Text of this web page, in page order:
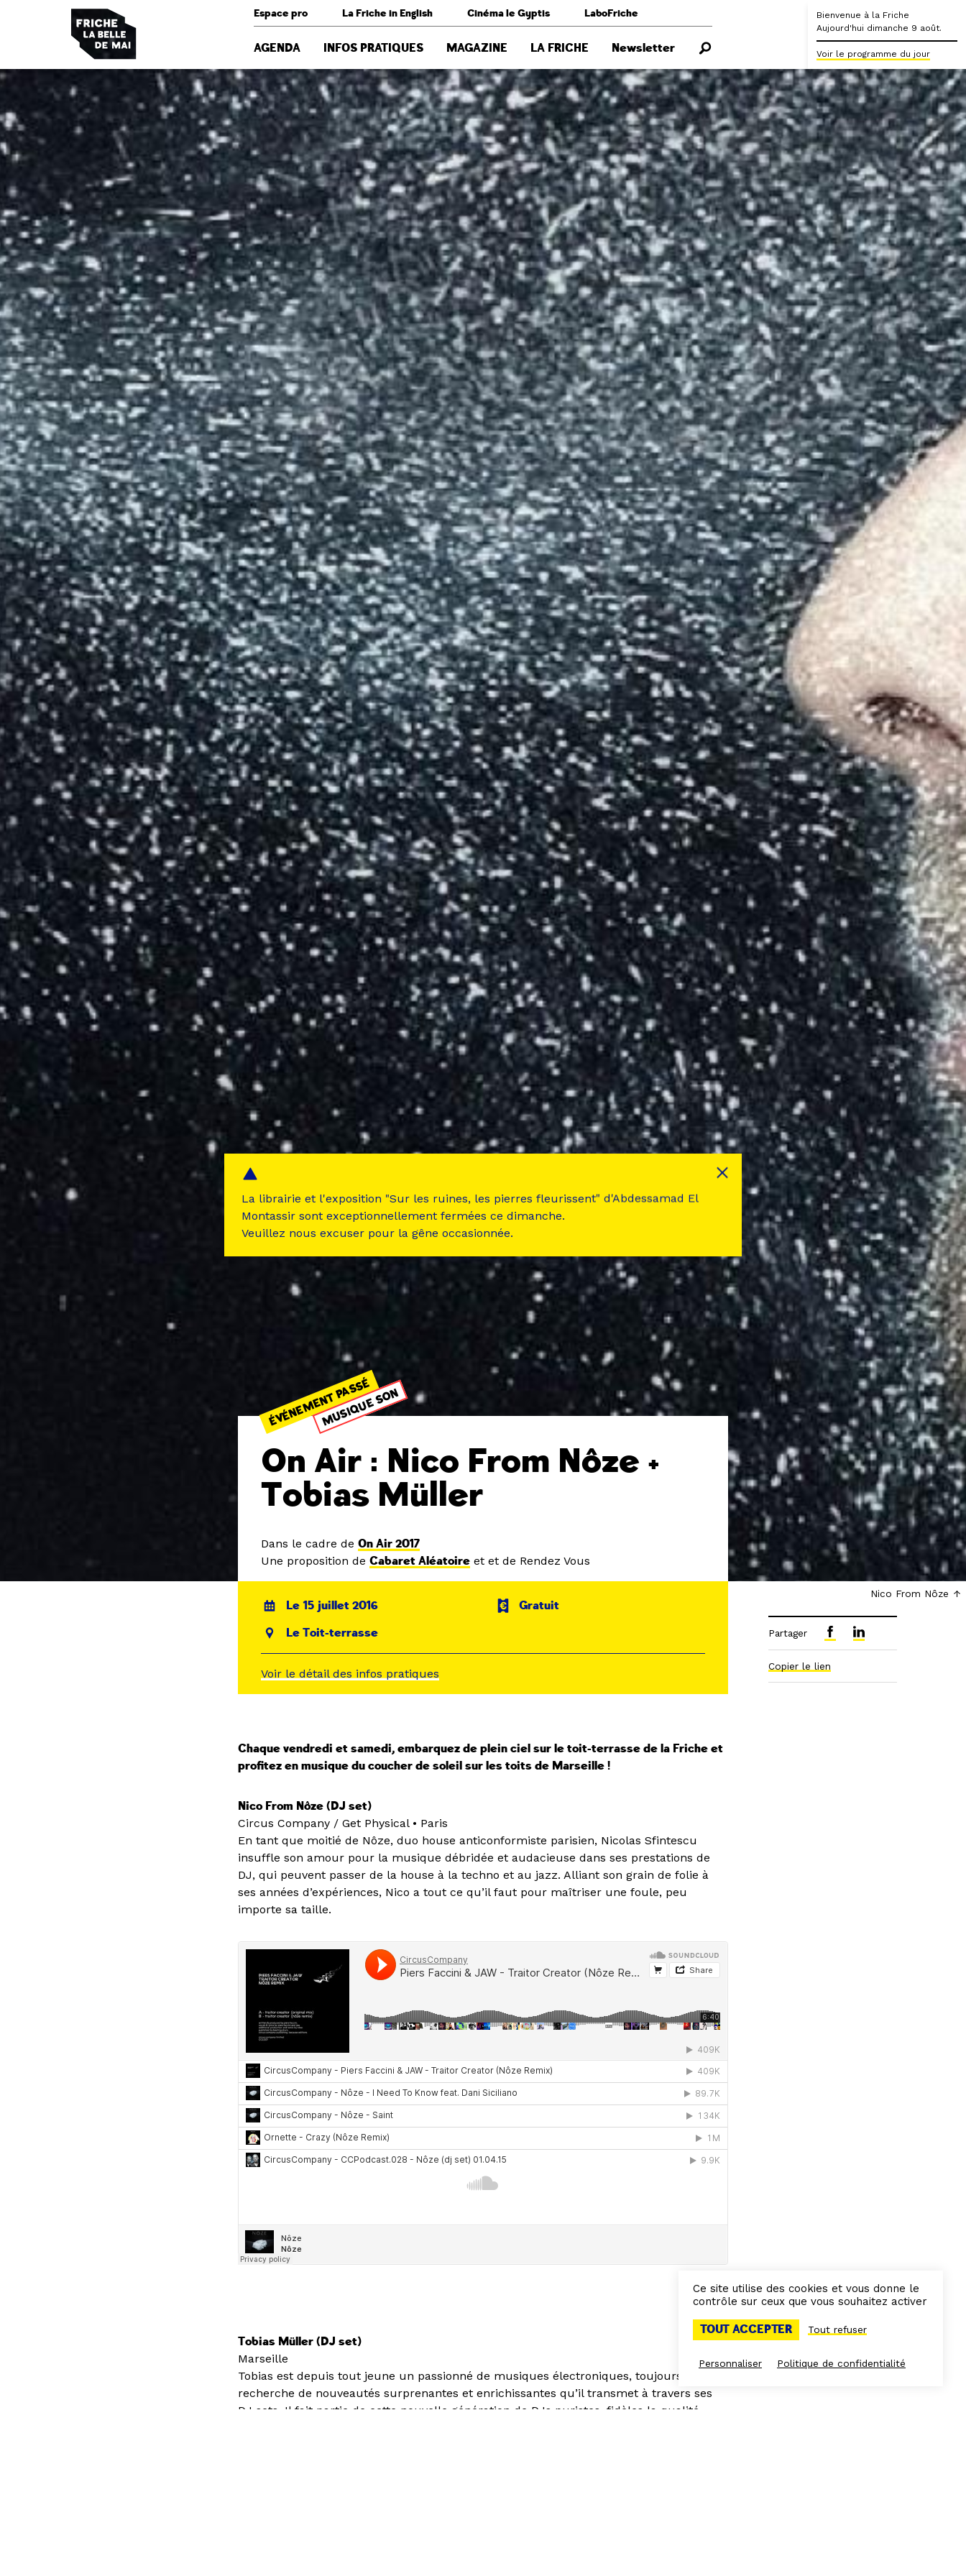
Espace pro La Friche in English Cinéma le Gyptis LaboFriche
AGENDA INFOS PRATIQUES MAGAZINE LA FRICHE Newsletter
Bienvenue à la Friche
Aujourd'hui dimanche 9 août.
Voir le programme du jour
Nico From Nôze
ÉVÉNEMENT PASSÉ
MUSIQUE SON
On Air : Nico From Nôze +
Tobias Müller
Dans le cadre deOn Air 2017
Une proposition deCabaret Aléatoire et et de Rendez Vous
Le 15 juillet 2016
Gratuit
Le Toit-terrasse
Voir le détail des infos pratiques
Chaque vendredi et samedi, embarquez de plein ciel sur le toit-terrasse de la Friche et
profitez en musique du coucher de soleil sur les toits de Marseille !
Nico From Nôze (DJ set)
Circus Company / Get Physical • Paris
En tant que moitié de Nôze, duo house anticonformiste parisien, Nicolas Sfintescu
insuffle son amour pour la musique débridée et audacieuse dans ses prestations de
DJ, qui peuvent passer de la house à la techno et au jazz. Alliant son grain de folie à
ses années d’expériences, Nico a tout ce qu’il faut pour maîtriser une foule, peu
importe sa taille.
Tobias Müller (DJ set)
Marseille
Tobias est depuis tout jeune un passionné de musiques électroniques, toujours à la
recherche de nouveautés surprenantes et enrichissantes qu’il transmet à travers ses
DJ sets. Il fait partie de cette nouvelle génération de DJs puristes, fidèles la qualité
Partager
Copier le lien
La librairie et l'exposition "Sur les ruines, les pierres fleurissent" d'Abdessamad El
Montassir sont exceptionnellement fermées ce dimanche.
Veuillez nous excuser pour la gêne occasionnée.
Panneau de gestion des cookies
Ce site utilise des cookies et vous donne le
contrôle sur ceux que vous souhaitez activer
TOUT ACCEPTER Tout refuser
Personnaliser Politique de confidentialité